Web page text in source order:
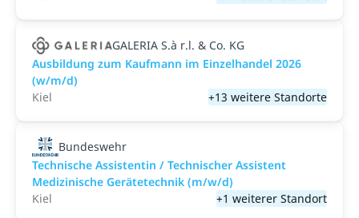
GALERIA S.à r.l. & Co. KG
Ausbildung zum Kaufmann im Einzelhandel 2026
(w/m/d)
Kiel
+13 weitere Standorte
Bundeswehr
Technische Assistentin / Technischer Assistent
Medizinische Gerätetechnik (m/w/d)
Kiel
+1 weiterer Standort